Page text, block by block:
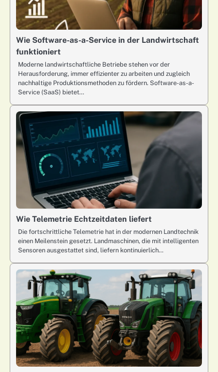
Wie Software-as-a-Service in der Landwirtschaft
funktioniert
Moderne landwirtschaftliche Betriebe stehen vor der
Herausforderung, immer effizienter zu arbeiten und zugleich
nachhaltige Produktionsmethoden zu fördern. Software-as-a-
Service (SaaS) bietet…
Wie Telemetrie Echtzeitdaten liefert
Die fortschrittliche Telemetrie hat in der modernen Landtechnik
einen Meilenstein gesetzt. Landmaschinen, die mit intelligenten
Sensoren ausgestattet sind, liefern kontinuierlich…